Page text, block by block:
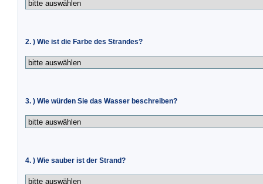
2. ) Wie ist die Farbe des Strandes?
3. ) Wie würden Sie das Wasser beschreiben?
4. ) Wie sauber ist der Strand?